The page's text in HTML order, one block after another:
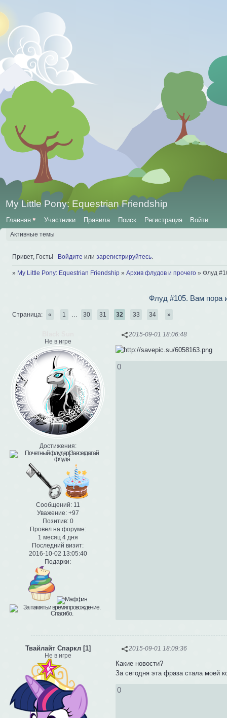
My Little Pony: Equestrian Friendship
Главная ♥ Участники Правила Поиск Регистрация Войти
Активные темы
Привет, Гость! Войдите или зарегистрируйтесь
» My Little Pony: Equestrian Friendship » Архив флудов и прочего » Флуд
Флуд #105. Вам пора
Страница: « 1 30 31 32 33 34 »
2015-09-01 18:06:48
Не в игре
Достижения:
Сообщений:11
Уважение: +97
Позитив: 0
Провел на форуме:
1 месяц 4 дня
Последний визит:
2016-10-02 13:05:40
Подарки:
0
2015-09-01 18:09:36
Твайлайт Спаркл [1]
Не в игре
Какие новости?
За сегодня эта фраза стала моей
0